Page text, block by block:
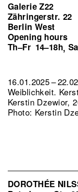
Galerie Z22
Zähringerstr. 22
Berlin West
Opening hours
Th–Fr 14–18h, Sa
16.01.2025 –
Weiblichkeit.
Kerstin Dzewior,
Photo: Kerstin
DOROTHÉE